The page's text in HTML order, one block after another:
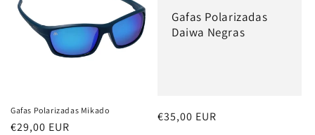
Gafas Polarizadas Mikado
Precio
€29,00 EUR
Gafas Polarizadas
Daiwa Negras
Precio
€35,00 EUR